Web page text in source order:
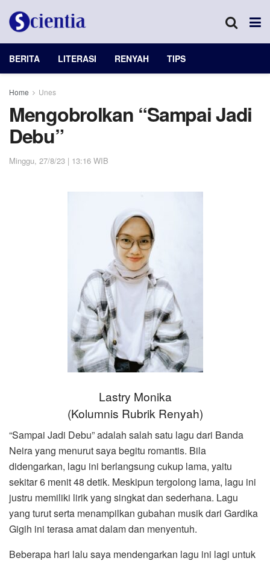
BERITA LITERASI RENYAH TIPS
Home Unes
Mengobrolkan “Sampai Jadi
Debu”
Minggu, 27/8/23 | 13:16 WIB
Lastry Monika
(Kolumnis Rubrik Renyah)
“Sampai Jadi Debu” adalah salah satu lagu dari Banda
Neira yang menurut saya begitu romantis. Bila
didengarkan, lagu ini berlangsung cukup lama, yaitu
sekitar 6 menit 48 detik. Meskipun tergolong lama, lagu ini
justru memiliki lirik yang singkat dan sederhana. Lagu
yang turut serta menampilkan gubahan musik dari Gardika
Gigih ini terasa amat dalam dan menyentuh.
Beberapa hari lalu saya mendengarkan lagu ini lagi untuk